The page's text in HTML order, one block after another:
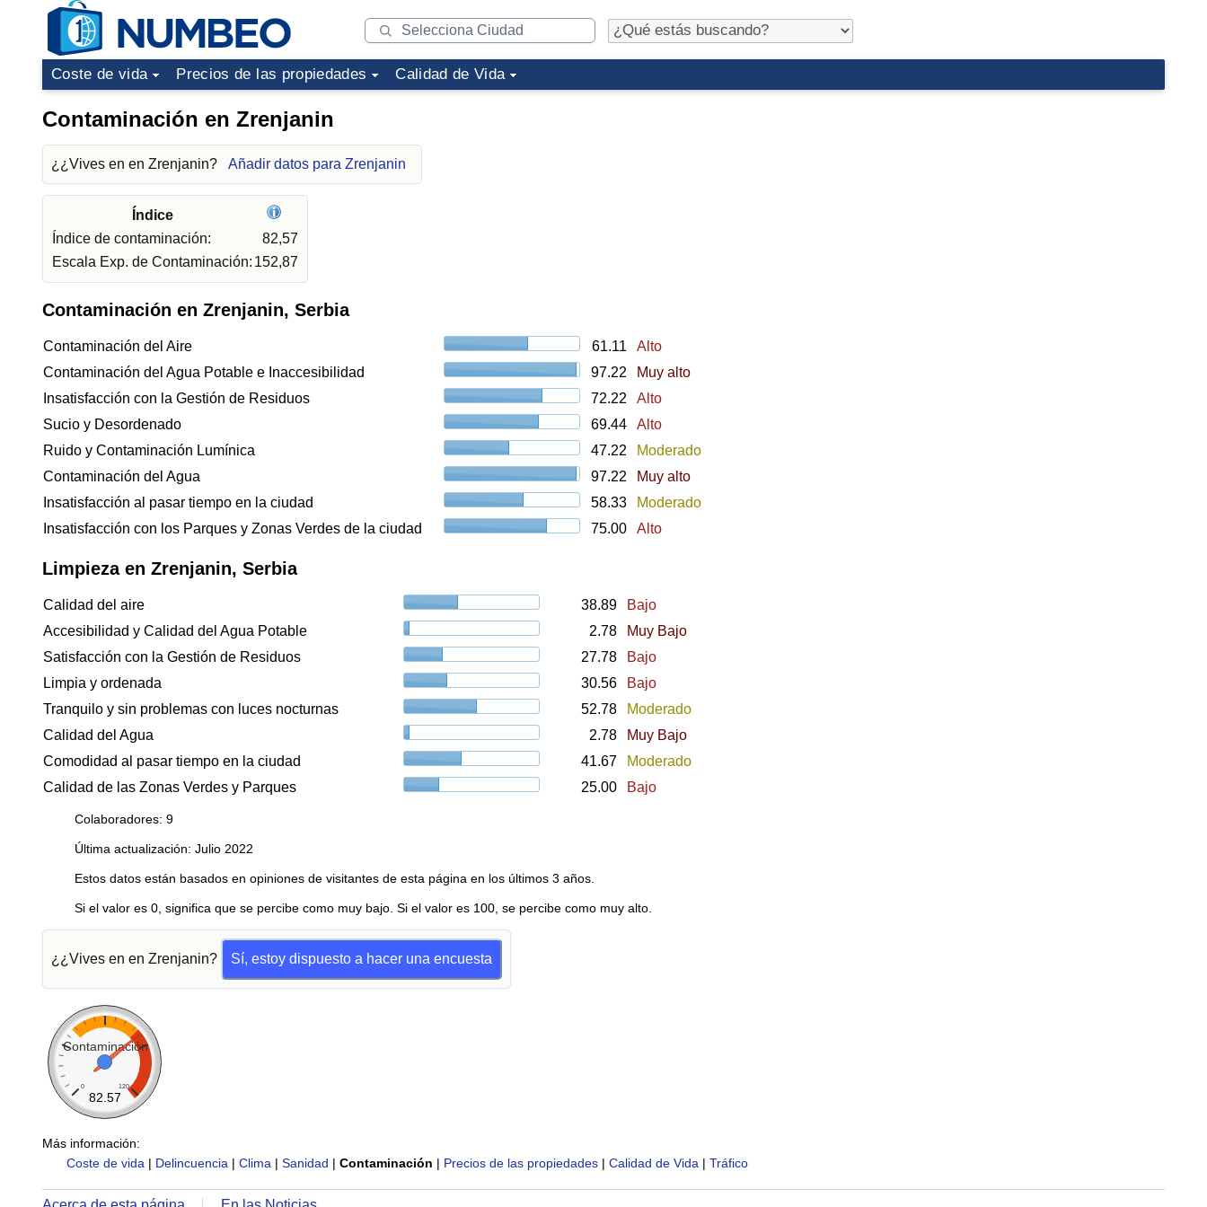
Coste de vida Precios de las propiedades Calidad de Vida
Contaminación en Zrenjanin
¿¿Vives en en Zrenjanin? Añadir datos para Zrenjanin
Índice
Índice de contaminación:
82,57
Escala Exp. de Contaminación: 152,87
Contaminación en Zrenjanin, Serbia
Contaminación del Aire 61.11
Alto
Contaminación del Agua Potable e Inaccesibilidad
97.22
Muy alto
Insatisfacción con la Gestión de Residuos
72.22
Alto
Sucio y Desordenado
69.44
Alto
Ruido y Contaminación Lumínica
47.22
Moderado
Contaminación del Agua
97.22
Muy alto
Insatisfacción al pasar tiempo en la ciudad
58.33
Moderado
Insatisfacción con los Parques y Zonas Verdes de la ciudad
75.00 Alto
Limpieza en Zrenjanin, Serbia
Calidad del aire 38.89
Bajo
Accesibilidad y Calidad del Agua Potable
2.78
Muy Bajo
Satisfacción con la Gestión de Residuos
27.78
Bajo
Limpia y ordenada
30.56
Bajo
Tranquilo y sin problemas con luces nocturnas
52.78
Moderado
Calidad del Agua
2.78
Muy Bajo
Comodidad al pasar tiempo en la ciudad
41.67
Moderado
Calidad de las Zonas Verdes y Parques
25.00 Bajo
Colaboradores: 9
Última actualización: Julio 2022
Estos datos están basados en opiniones de visitantes de esta página en los últimos 3 años.
Si el valor es 0, significa que se percibe como muy bajo. Si el valor es 100, se percibe como muy alto.
¿¿Vives en en Zrenjanin? Sí, estoy dispuesto a hacer una encuesta
Contaminación
0 120
82.57
Más información:
Coste de vida | Delincuencia | Clima | Sanidad | Contaminación | Precios de las propiedades | Calidad de Vida | Tráfico